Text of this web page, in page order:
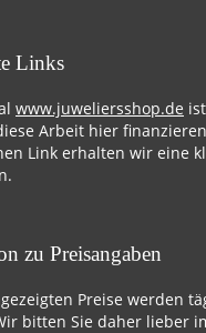
Links
www.juweliersshop.de
Arbeit hier
Link erhalten wir eine
zu Preisangaben
Preise werden
bitten Sie daher lieber